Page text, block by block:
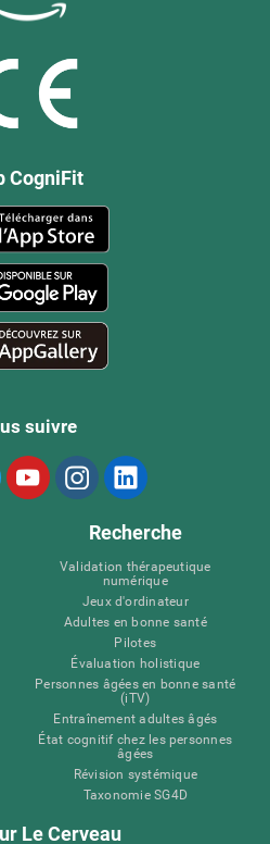
CogniFit
suivre
Recherche
Validation thérapeutique
numérique
Jeux d'ordinateur
Adultes en bonne santé
Pilotes
Évaluation holistique
Personnes âgées en bonne santé
(iTV)
Entraînement adultes âgés
État cognitif chez les personnes
âgées
Révision systémique
Taxonomie SG4D
Le Cerveau